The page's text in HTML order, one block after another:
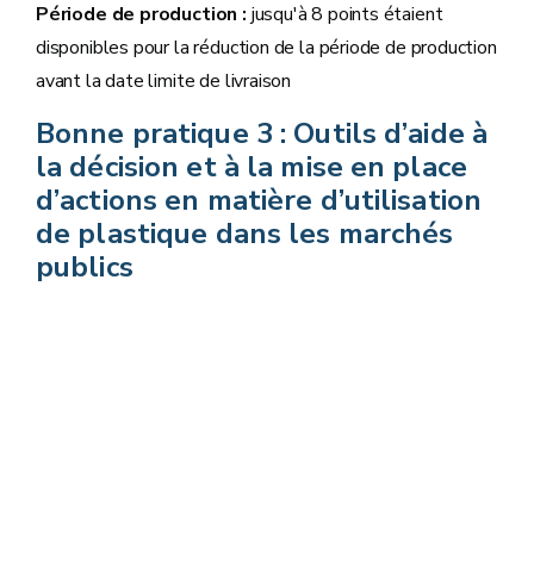
Période de production : jusqu'à 8 points étaient
disponibles pour la réduction de la période de production
avant la date limite de livraison
Bonne pratique 3 : Outils d’aide à
la décision et à la mise en place
d’actions en matière d’utilisation
de plastique dans les marchés
publics